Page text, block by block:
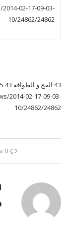
02-17-09-03-
10/24862/24862
2014-02-17-09-03-
10/24862/24862
0 تعليقات